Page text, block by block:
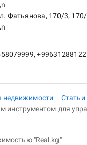
Фатьянова, 170/3;
недвижимости
инструментом для
"Real.kg"